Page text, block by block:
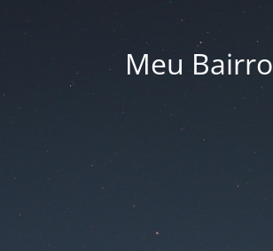
Meu Bairro